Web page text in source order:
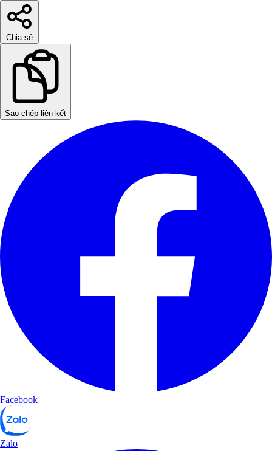
Chia sẻ
Sao chép liên kết
Facebook
Zalo